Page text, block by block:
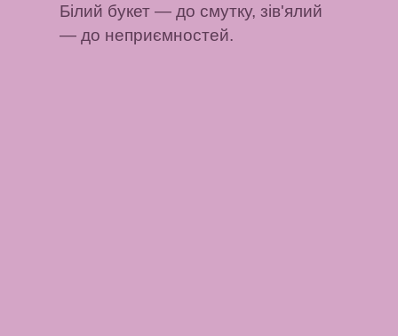
Білий букет — до смутку,зів'ялий
— до неприємностей.